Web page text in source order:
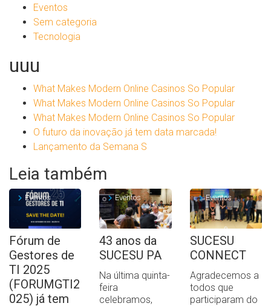
Eventos
Sem categoria
Tecnologia
uuu
What Makes Modern Online Casinos So Popular
What Makes Modern Online Casinos So Popular
What Makes Modern Online Casinos So Popular
O futuro da inovação já tem data marcada!
Lançamento da Semana S
Leia também
Eventos
Fórum de
Gestores de
TI 2025
(FORUMGTI2
025) já tem
Eventos
43 anos da
SUCESU PA
Na última quinta-
feira
celebramos,
Eventos
SUCESU
CONNECT
Agradecemos a
todos que
participaram do